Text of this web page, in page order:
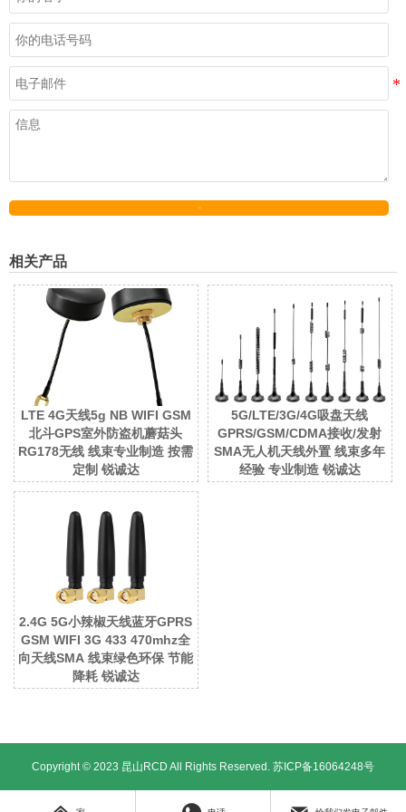
相关产品
LTE 4G天线5g NB WIFI GSM
北斗GPS室外防盗机蘑菇头
RG178无线 线束专业制造 按需
定制 锐诚达
5G/LTE/3G/4G吸盘天线
GPRS/GSM/CDMA接收/发射
SMA无人机天线外置 线束多年
经验 专业制造 锐诚达
2.4G 5G小辣椒天线蓝牙GPRS
GSM WIFI 3G 433 470mhz全
向天线SMA 线束绿色环保 节能
降耗 锐诚达
Copyright © 2023 昆山RCD All Rights Reserved. 苏ICP备16064248号